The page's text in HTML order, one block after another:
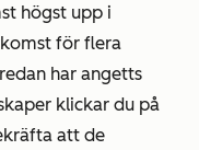
högst upp i
för flera
har angetts
klickar du på
att de